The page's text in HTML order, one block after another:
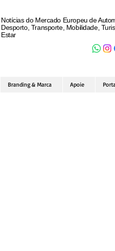
Notícias do Mercado Europeu de
Desporto, Transporte, Mobilidade,
Estar
Branding & Marca Apoie